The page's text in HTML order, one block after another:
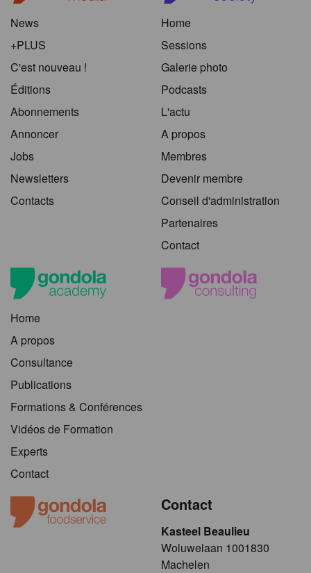
News
+PLUS
C'est nouveau !
Éditions
Abonnements
Annoncer
Jobs
Newsletters
Contacts
Home
Sessions
Galerie photo
Podcasts
L'actu
A propos
Membres
Devenir membre
Conseil d'administration
Partenaires
Contact
Home
A propos
Consultance
Publications
Formations & Conférences
Vidéos de Formation
Experts
Contact
Contact
Kasteel Beaulieu
​​​Woluwelaan 1001830
Machelen